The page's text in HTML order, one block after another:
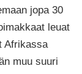
jopa 30
leuat
Afrikassa
muu suuri